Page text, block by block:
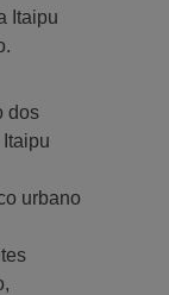
Itaipu
dos
urbano